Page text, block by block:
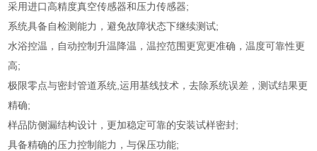
采用进口高精度真空传感器和压力传感器;
系统具备自检测能力，避免故障状态下继续测试;
水浴控温，自动控制升温降温，温控范围更宽更准确，温度可靠性更
高;
极限零点与密封管道系统,运用基线技术，去除系统误差，测试结果更
精确;
样品防侧漏结构设计，更加稳定可靠的安装试样密封;
具备精确的压力控制能力，与保压功能;